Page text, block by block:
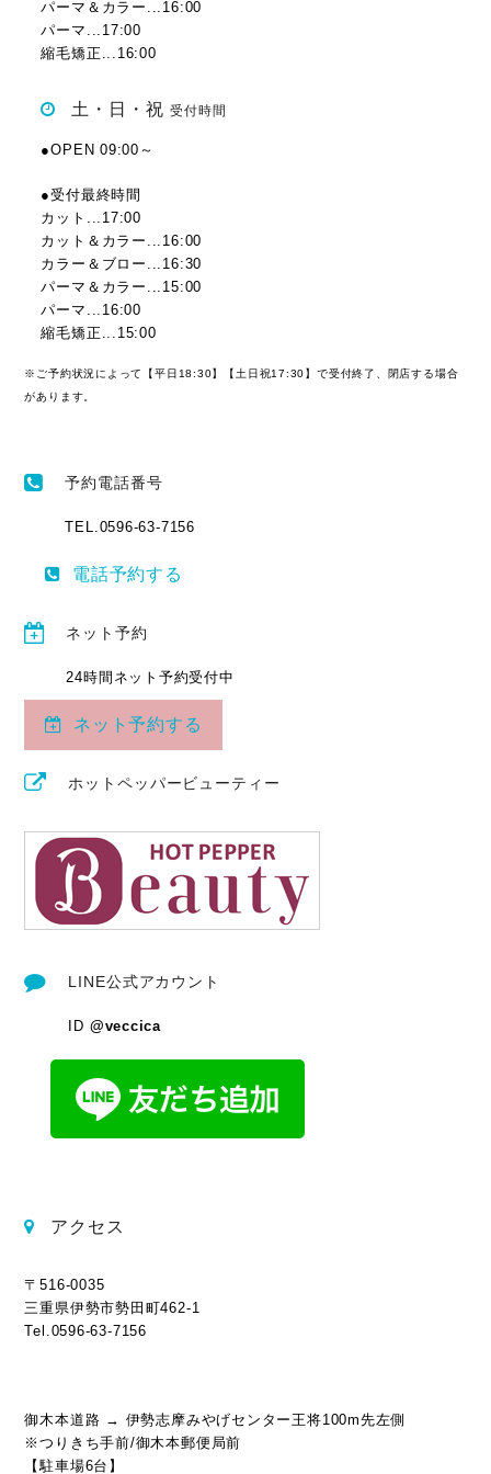
パーマ＆カラー...16:00
パーマ...17:00
縮毛矯正...16:00
土・日・祝受付時間
●OPEN 09:00～
●受付最終時間
カット...17:00
カット＆カラー...16:00
カラー＆ブロー...16:30
パーマ＆カラー...15:00
パーマ...16:00
縮毛矯正...15:00
※ご予約状況によって【平日18:30】【土日祝17:30】で受付終了、閉店する場合
があります。
予約電話番号
TEL.0596-63-7156
電話予約する
ネット予約
24時間ネット予約受付中
ネット予約する
ホットペッパービューティー
LINE公式アカウント
ID @veccica
アクセス
〒516-0035
三重県伊勢市勢田町462-1
Tel.0596-63-7156
御木本道路 → 伊勢志摩みやげセンター王将100m先左側
※つりきち手前/御木本郵便局前
【駐車場6台】